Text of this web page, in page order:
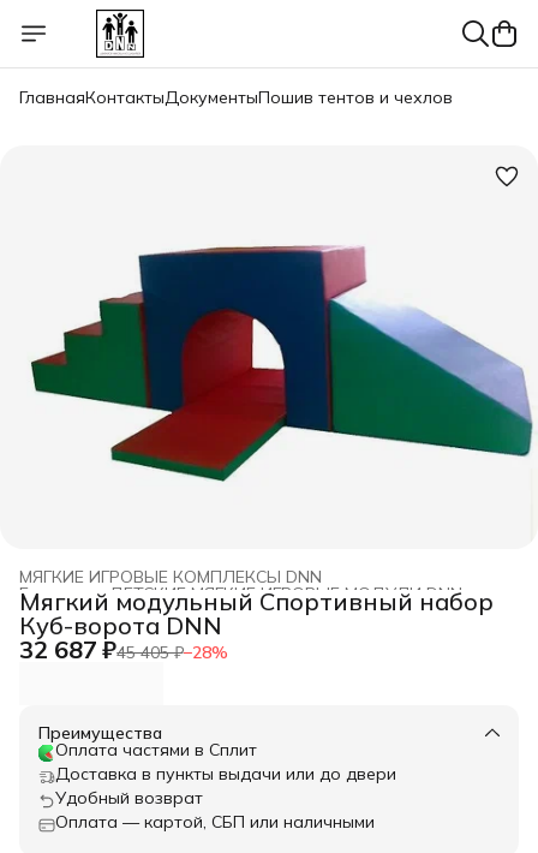
ГлавнаяКонтактыДокументыПошив тентов и чехлов
МЯГКИЕ ИГРОВЫЕ КОМПЛЕКСЫ DNN
ДЕТСКИЕ МЯГКИЕ ИГРОВЫЕ МОДУЛИ DNN ›
Главная ›
Мягкий модульный Спортивный набор
Куб-ворота DNN
32 687 ₽45 405 ₽−28%
Преимущества
Оплата частями в Сплит
Доставка в пункты выдачи или до двери
Удобный возврат
Оплата — картой, СБП или наличными